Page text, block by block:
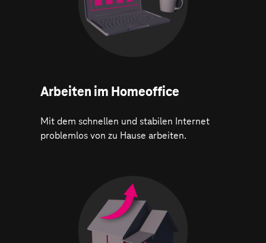
Arbeiten im Homeoffice
Mit dem schnellen und stabilen Internet
problemlos von zu Hause arbeiten.